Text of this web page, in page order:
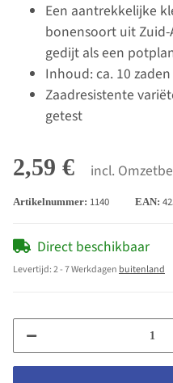
Een aantrekkelijke
bonensoort uit
gedijt als een
Inhoud: ca. 10 zaden
Zaadresistente
getest
2,59 € incl.
Artikelnummer: 1140 EAN:
Direct beschikbaar
Levertijd:2 - 7 Werkdagen buitenland